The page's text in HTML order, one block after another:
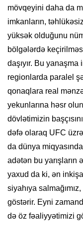
mövqeyini daha da
imkanların,
yüksək olduğunu
bölgələrdə
daşıyır. Bu
regionlarda paralel
qonaqlara real
yekunlarına həsr
dövlətimizin
dəfə olaraq UFC
da dünya
adətən bu yarışların
yaxud da ki, ən
siyahıya
göstərir. Eyni
də öz fəaliyyətimizi